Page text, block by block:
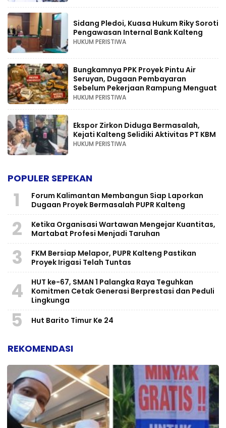
Sidang Pledoi, Kuasa Hukum Riky Soroti
Pengawasan Internal Bank Kalteng
HUKUM PERISTIWA
Bungkamnya PPK Proyek Pintu Air
Seruyan, Dugaan Pembayaran
Sebelum Pekerjaan Rampung Menguat
HUKUM PERISTIWA
Ekspor Zirkon Diduga Bermasalah,
Kejati Kalteng Selidiki Aktivitas PT KBM
HUKUM PERISTIWA
POPULER SEPEKAN
1
Forum Kalimantan Membangun Siap Laporkan
Dugaan Proyek Bermasalah PUPR Kalteng
2
Ketika Organisasi Wartawan Mengejar Kuantitas,
Martabat Profesi Menjadi Taruhan
3
FKM Bersiap Melapor, PUPR Kalteng Pastikan
Proyek Irigasi Telah Tuntas
4
HUT ke-67, SMAN 1 Palangka Raya Teguhkan
Komitmen Cetak Generasi Berprestasi dan Peduli
Lingkunga
5 Hut Barito Timur Ke 24
REKOMENDASI